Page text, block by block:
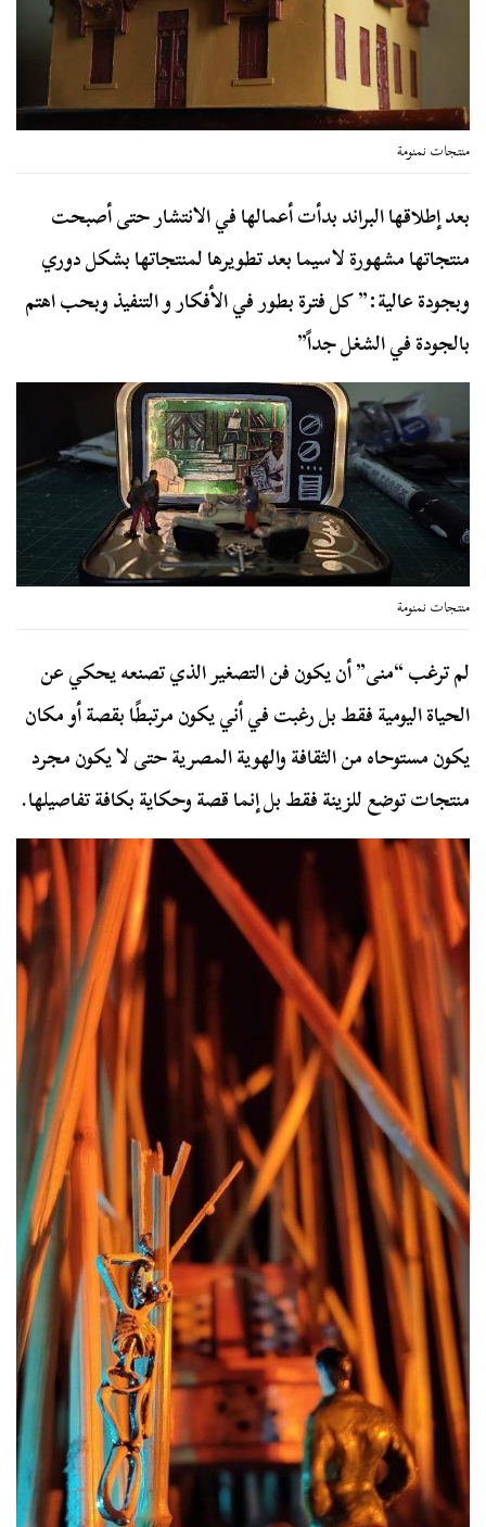
منتجات نمنومة
بعد إطلاقها البراند بدأت أعمالها في الانتشار حتى أصبحت
منتجاتها مشهورة لاسيما بعد تطويرها لمنتجاتها بشكل دوري
وبجودة عالية:” كل فترة بطور في الأفكار و التنفيذ وبحب اهتم
بالجودة في الشغل جداً”
منتجات نمنومة
لم ترغب “منى” أن يكون فن التصغير الذي تصنعه يحكي عن
الحياة اليومية فقط بل رغبت في أني يكون مرتبطًا بقصة أو مكان
يكون مستوحاه من الثقافة والهوية المصرية حتى لا يكون مجرد
منتجات توضع للزينة فقط بل إنما قصة وحكاية بكافة تفاصيلها.